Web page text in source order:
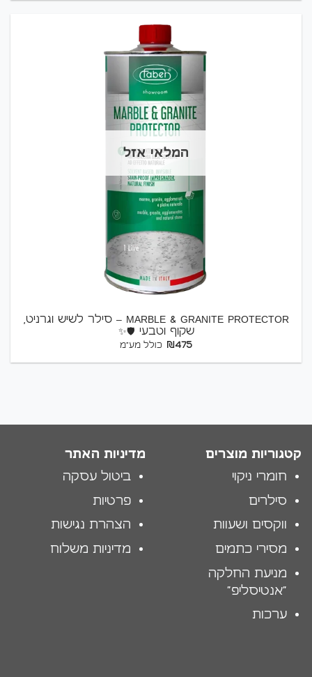
המלאי אזל
MARBLE & GRANITE PROTECTOR – סילר לשיש וגרניט,
שקוף וטבעי 🛡️✨
₪475 כולל מע"מ
קטגוריות מוצרים
חומרי ניקוי
סילרים
ווקסים ושעוות
מסירי כתמים
מניעת החלקה
"אנטיסליפ"
ערכות
מדיניות האתר
ביטול עסקה
פרטיות
הצהרת נגישות
מדיניות משלוח